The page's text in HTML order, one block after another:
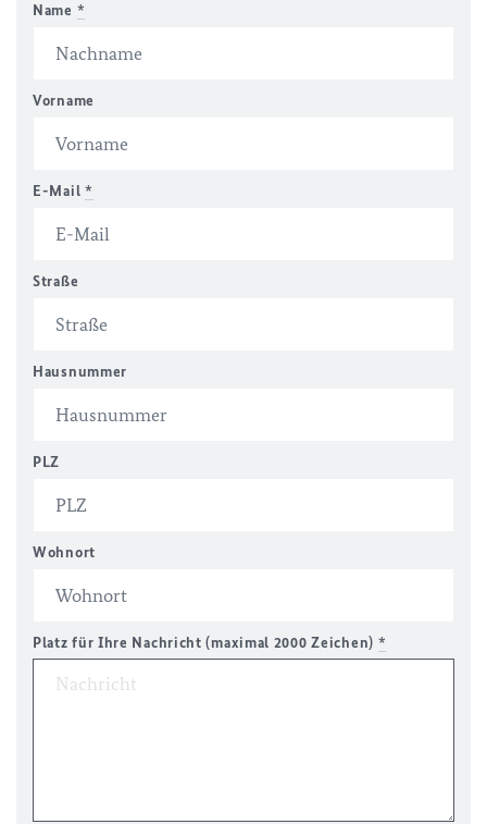
Name *
Vorname
E-Mail *
Straße
Hausnummer
PLZ
Wohnort
Platz für Ihre Nachricht (maximal 2000 Zeichen) *